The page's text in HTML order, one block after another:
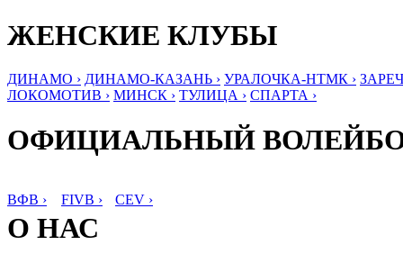
ЖЕНСКИЕ КЛУБЫ
ДИНАМО › ДИНАМО-КАЗАНЬ › УРАЛОЧКА-НТМК ›
ЛОКОМОТИВ › МИНСК › ТУЛИЦА › СПАРТА ›
ОФИЦИАЛЬНЫЙ
ВФВ › FIVB › CEV ›
О НАС